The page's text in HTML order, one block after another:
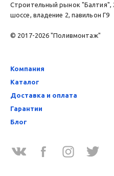
Строительный рынок "Балтия",
шоссе, владение 2, павильон Г9
© 2017-2026 "Поливмонтаж"
Компания
Каталог
Доставка и оплата
Гарантии
Блог